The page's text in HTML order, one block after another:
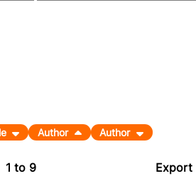
1 to 9
Export
Author Author